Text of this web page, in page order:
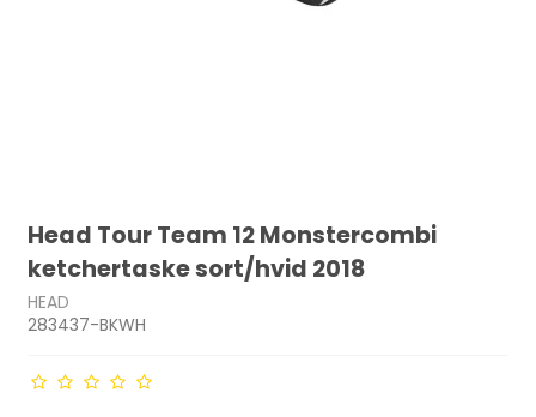
Head Tour Team 12 Monstercombi
ketchertaske sort/hvid 2018
HEAD
283437-BKWH